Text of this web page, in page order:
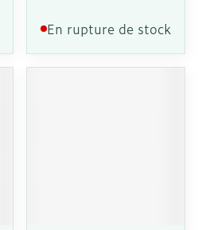
En rupture de stock